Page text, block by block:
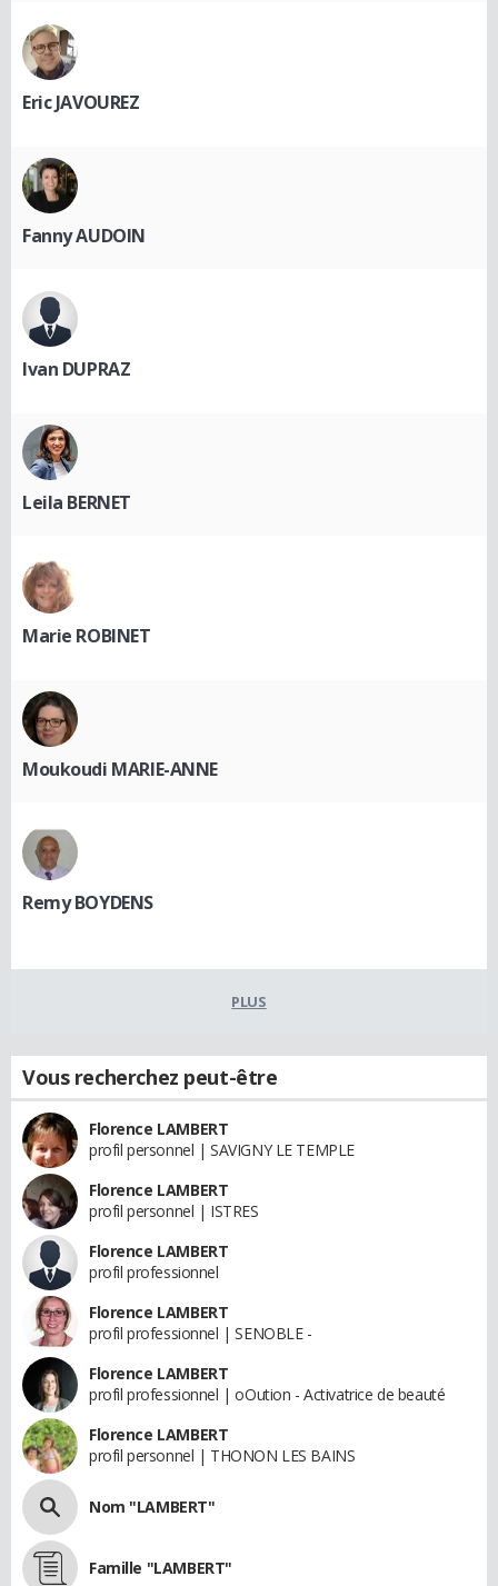
Eric JAVOUREZ
Fanny AUDOIN
Ivan DUPRAZ
Leila BERNET
Marie ROBINET
Moukoudi MARIE-ANNE
Remy BOYDENS
PLUS
Vous recherchez peut-être
Florence LAMBERT
profil personnel | SAVIGNY LE TEMPLE
Florence LAMBERT
profil personnel | ISTRES
Florence LAMBERT
profil professionnel
Florence LAMBERT
profil professionnel | SENOBLE -
Florence LAMBERT
profil professionnel | oOution - Activatrice de beauté
Florence LAMBERT
profil personnel | THONON LES BAINS
Nom "LAMBERT"
Famille "LAMBERT"